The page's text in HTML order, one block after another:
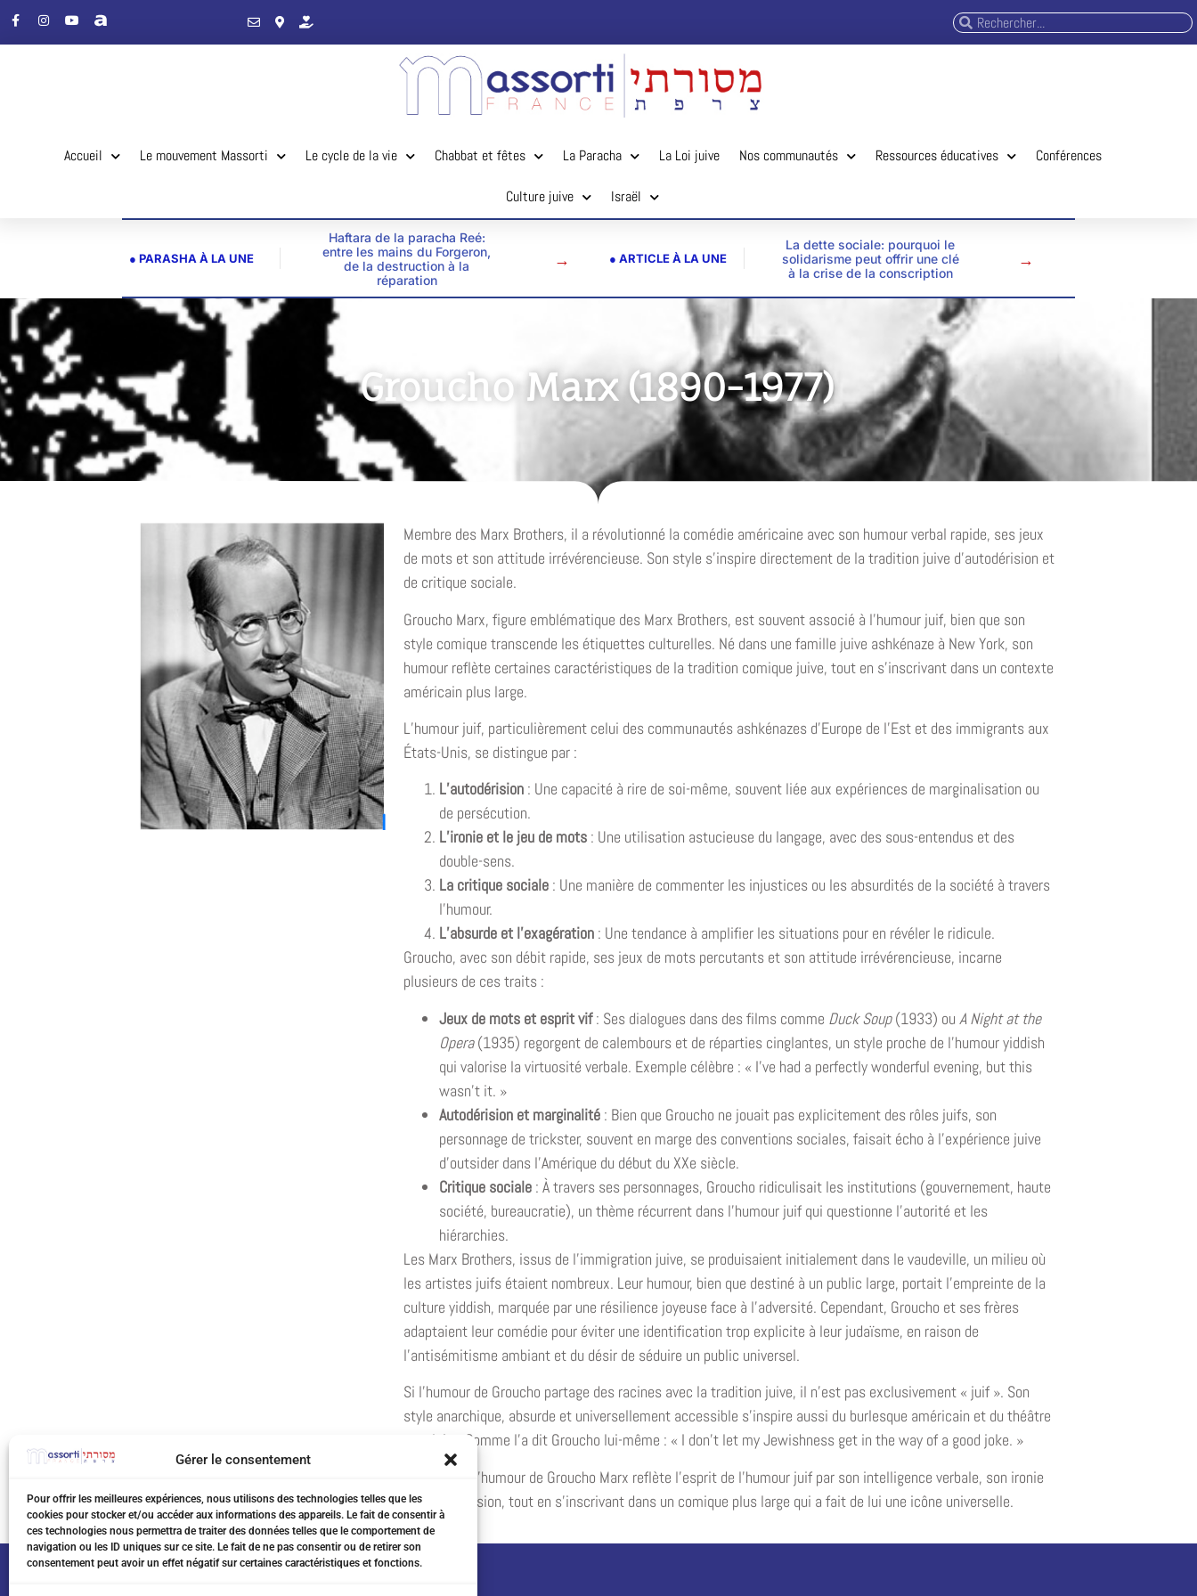
Gérer le consentement
Pour offrir les meilleures expériences, nous utilisons des technologies telles que les
cookies pour stocker et/ou accéder aux informations des appareils. Le fait de consentir à
ces technologies nous permettra de traiter des données telles que le comportement de
navigation ou les ID uniques sur ce site. Le fait de ne pas consentir ou de retirer son
consentement peut avoir un effet négatif sur certaines caractéristiques et fonctions.
Accueil Le mouvement Massorti Le cycle de la vie Chabbat et fêtes La Paracha La Loi juive Nos communautés Ressources éducatives Conférences
Culture juive Israël
● PARASHA À LA UNE
Haftara de la paracha Reé:
entre les mains du Forgeron,
de la destruction à la
réparation
→ ● ARTICLE À LA UNE
La dette sociale: pourquoi le
solidarisme peut offrir une clé
à la crise de la conscription
→
Groucho Marx (1890-1977)
Membre des Marx Brothers, il a révolutionné la comédie américaine avec son humour verbal rapide, ses jeux
de mots et son attitude irrévérencieuse. Son style s’inspire directement de la tradition juive d’autodérision et
de critique sociale.
Groucho Marx, figure emblématique des Marx Brothers, est souvent associé à l’humour juif, bien que son
style comique transcende les étiquettes culturelles. Né dans une famille juive ashkénaze à New York, son
humour reflète certaines caractéristiques de la tradition comique juive, tout en s’inscrivant dans un contexte
américain plus large.
L’humour juif, particulièrement celui des communautés ashkénazes d’Europe de l’Est et des immigrants aux
États-Unis, se distingue par :
L’autodérision : Une capacité à rire de soi-même, souvent liée aux expériences de marginalisation ou
de persécution.
L’ironie et le jeu de mots : Une utilisation astucieuse du langage, avec des sous-entendus et des
double-sens.
La critique sociale : Une manière de commenter les injustices ou les absurdités de la société à travers
l’humour.
L’absurde et l’exagération : Une tendance à amplifier les situations pour en révéler le ridicule.
Groucho, avec son débit rapide, ses jeux de mots percutants et son attitude irrévérencieuse, incarne
plusieurs de ces traits :
Jeux de mots et esprit vif: Ses dialogues dans des films comme Duck Soup(1933) ouA Night at the
Opera(1935) regorgent de calembours et de réparties cinglantes, un style proche de l’humour yiddish
qui valorise la virtuosité verbale. Exemple célèbre : « I’ve had a perfectly wonderful evening, but this
wasn’t it. »
Autodérision et marginalité : Bien que Groucho ne jouait pas explicitement des rôles juifs, son
personnage de trickster, souvent en marge des conventions sociales, faisait écho à l’expérience juive
d’outsider dans l’Amérique du début du XXe siècle.
Critique sociale : À travers ses personnages, Groucho ridiculisait les institutions (gouvernement, haute
société, bureaucratie), un thème récurrent dans l’humour juif qui questionne l’autorité et les
hiérarchies.
Les Marx Brothers, issus de l’immigration juive, se produisaient initialement dans le vaudeville, un milieu où
les artistes juifs étaient nombreux. Leur humour, bien que destiné à un public large, portait l’empreinte de la
culture yiddish, marquée par une résilience joyeuse face à l’adversité. Cependant, Groucho et ses frères
adaptaient leur comédie pour éviter une identification trop explicite à leur judaïsme, en raison de
l’antisémitisme ambiant et du désir de séduire un public universel.
Si l’humour de Groucho partage des racines avec la tradition juive, il n’est pas exclusivement « juif ». Son
style anarchique, absurde et universellement accessible s’inspire aussi du burlesque américain et du théâtre
populaire. Comme l’a dit Groucho lui-même : « I don’t let my Jewishness get in the way of a good joke. »
En résumé, l’humour de Groucho Marx reflète l’esprit de l’humour juif par son intelligence verbale, son ironie
et sa subversion, tout en s’inscrivant dans un comique plus large qui a fait de lui une icône universelle.